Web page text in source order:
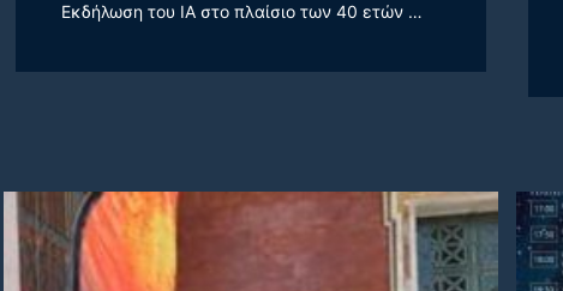
Εκδήλωση του ΙΑ στο πλαίσιο των 40 ετών …